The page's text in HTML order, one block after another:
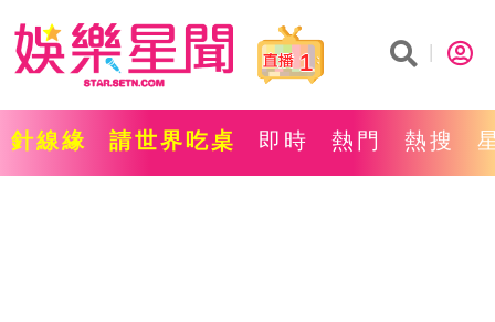
1
針線緣 請世界吃桌 即時 熱門 熱搜